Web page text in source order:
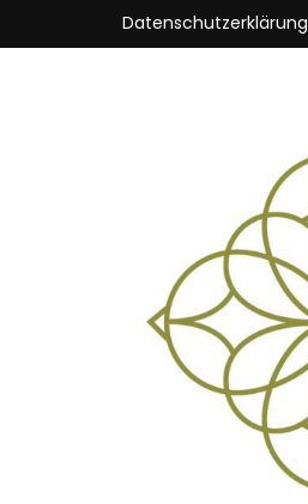
Datenschutzerklärung